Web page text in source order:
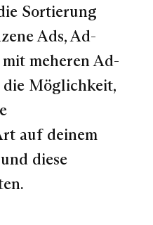
Sortierung
Ads, Ad-
meheren Ad-
die Möglichkeit,
auf deinem
diese